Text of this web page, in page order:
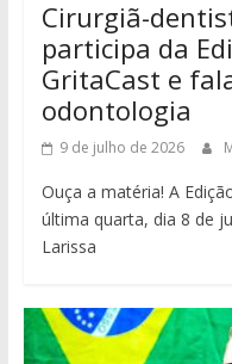
Cirurgiã-
participa da
GritaCast e
odontologia
9 de julho de 2026
Ouça a matéria! A
última quarta, dia 8 de
Larissa